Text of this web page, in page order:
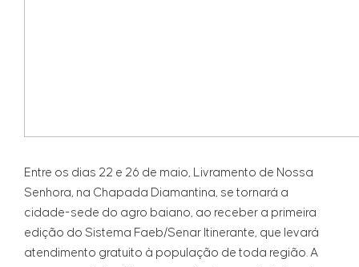
Entre os dias 22 e 26 de maio, Livramento de Nossa
Senhora, na Chapada Diamantina, se tornará a
cidade-sede do agro baiano, ao receber a primeira
edição do Sistema Faeb/Senar Itinerante, que levará
atendimento gratuito à população de toda região. A